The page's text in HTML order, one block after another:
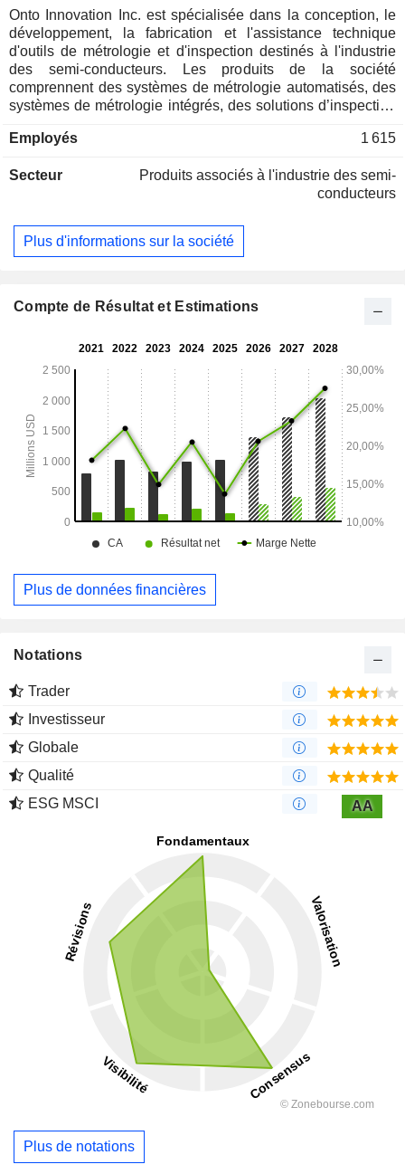
Onto Innovation Inc. est spécialisée dans la conception, le
développement, la fabrication et l'assistance technique
d'outils de métrologie et d'inspection destinés à l'industrie
des semi-conducteurs. Les produits de la société
comprennent des systèmes de métrologie automatisés, des
systèmes de métrologie intégrés, des solutions d’inspection
de silicium, l’inspection des défauts macroscopiques, la
motifs, l’analyse du rendement, la métrologie des films
opaques, entre autres. Ses produits sont utilisés par les
intégrés à semi-conducteurs et les fabricants de boîtiers
avancés opérant sur le marché des semi-conducteurs. Ses
dispositifs spécialisés, notamment les diodes
émission par la surface, les systèmes micro-
dispositifs de puissance à semi-conducteurs en silicium et
composés, les dispositifs analogiques, les filtres RF, et
autres. Elle propose également trois gammes de produits de
pointe, à savoir FAaST, CnCV et MBIR.
Employés 1 615
Secteur
Produits associés à l'industrie des semi-
conducteurs
Plus d'informations sur la société
Compte de Résultat et Estimations
Plus de données financières
Notations
Trader
Investisseur
Globale
Qualité
ESG MSCI
AA
Plus de notations